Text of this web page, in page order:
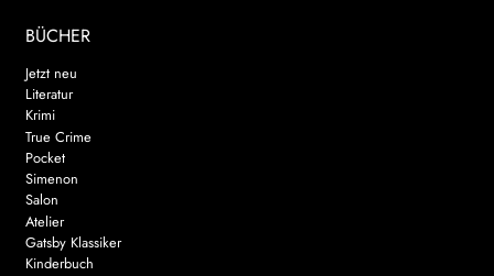
BÜCHER
Jetzt neu
Literatur
Krimi
True Crime
Pocket
Simenon
Salon
Atelier
Gatsby Klassiker
Kinderbuch